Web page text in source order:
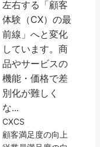
左右する「顧客
体験（CX）の最
前線」へと変化
しています。商
品やサービスの
機能・価格で差
別化が難しく
な...
CXCS
顧客満足度の向上